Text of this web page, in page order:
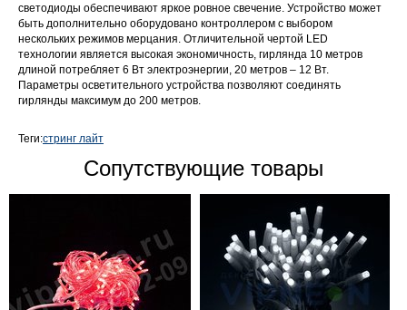
светодиоды обеспечивают яркое ровное свечение. Устройство может
быть дополнительно оборудовано контроллером с выбором
нескольких режимов мерцания. Отличительной чертой LED
технологии является высокая экономичность, гирлянда 10 метров
длиной потребляет 6 Вт электроэнергии, 20 метров – 12 Вт.
Параметры осветительного устройства позволяют соединять
гирлянды максимум до 200 метров.
Теги:стринг лайт
Сопутствующие товары